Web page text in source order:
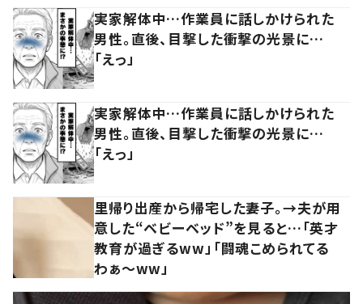
実家解体中…作業員に話しかけられた
男性。直後、目撃した衝撃の光景に…
「えっ」
実家解体中…作業員に話しかけられた
男性。直後、目撃した衝撃の光景に…
「えっ」
里帰り出産から帰宅した妻子。→夫が用
意した“ベビーベッド”を見ると…「英才
教育が過ぎるww」「闘魂こめられてる
わぁ～ww」